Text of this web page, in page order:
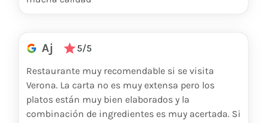
Aj
5/5
Restaurante muy recomendable si se visita
Verona. La carta no es muy extensa pero los
platos están muy bien elaborados y la
combinación de ingredientes es muy acertada. Si